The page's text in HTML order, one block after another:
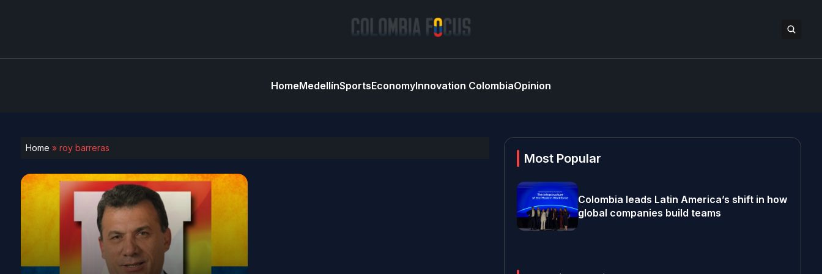
HomeMedellínSportsEconomyInnovation ColombiaOpinion
Home » roy barreras
Most Popular
Colombia leads Latin America’s shift in how
global companies build teams